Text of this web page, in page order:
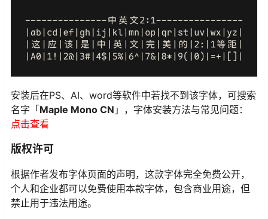
安装后在PS、AI、word等软件中若找不到该字体，可搜索
名字「Maple Mono CN 」，字体安装方法与常见问题：
点击查看
版权许可
根据作者发布字体页面的声明，这款字体完全免费公开，
个人和企业都可以免费使用本款字体，包含商业用途，但
禁止用于违法用途。